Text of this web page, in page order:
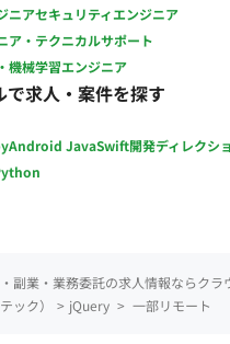
ニアセキュリティエンジニア
ア・テクニカルサポート
機械学習エンジニア
で求人・案件を探す
Android JavaSwift開発ディレクシ
副業・業務委託の求人情報ならクラ
ック）
> jQuery > 一部リモート